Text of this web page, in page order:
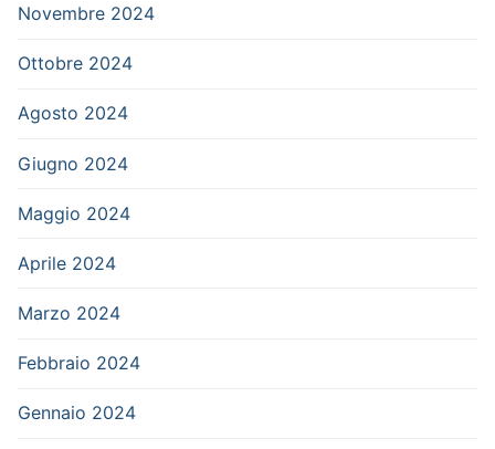
Novembre 2024
Ottobre 2024
Agosto 2024
Giugno 2024
Maggio 2024
Aprile 2024
Marzo 2024
Febbraio 2024
Gennaio 2024